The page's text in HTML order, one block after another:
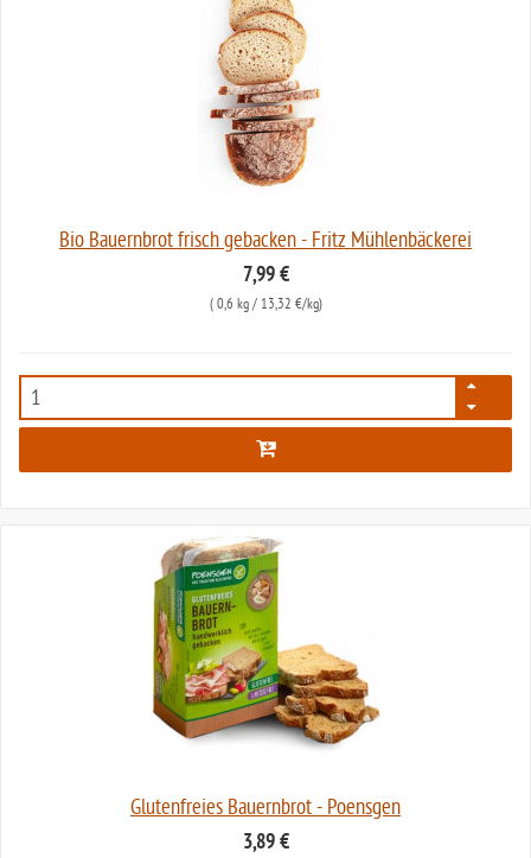
Bio Bauernbrot frisch gebacken - Fritz Mühlenbäckerei
7,99 €
( 0,6 kg/ 13,32 €/kg)
1771
Glutenfreies Bauernbrot - Poensgen
3,89 €